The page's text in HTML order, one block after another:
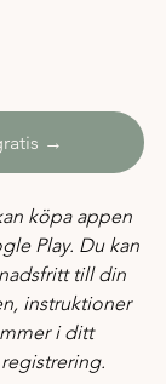
→
köpa appen
Play. Du kan
till din
instruktioner
i ditt